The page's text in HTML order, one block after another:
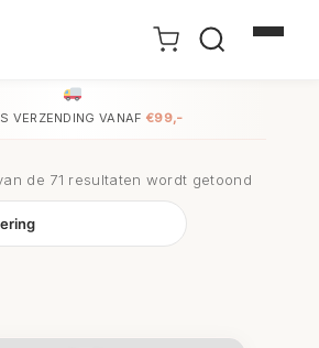
VERZENDING VANAF€99,-
de 71 resultaten wordt getoond